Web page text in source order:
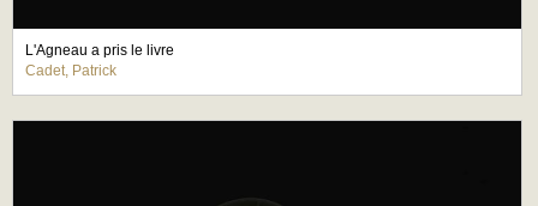
L'Agneau a pris le livre
Cadet, Patrick